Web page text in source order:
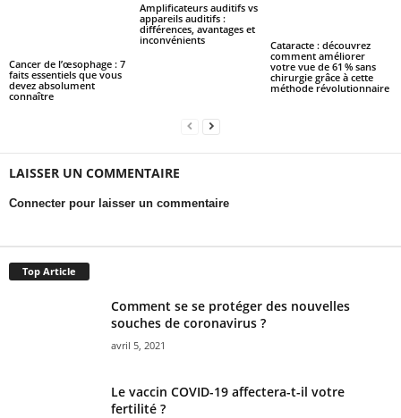
Cancer de l’œsophage : 7
faits essentiels que vous
devez absolument
connaître
Amplificateurs auditifs vs
appareils auditifs :
différences, avantages et
inconvénients
Cataracte : découvrez
comment améliorer
votre vue de 61 % sans
chirurgie grâce à cette
méthode révolutionnaire
LAISSER UN COMMENTAIRE
Connecter pour laisser un commentaire
Top Article
Comment se se protéger des nouvelles
souches de coronavirus ?
avril 5, 2021
Le vaccin COVID-19 affectera-t-il votre
fertilité ?